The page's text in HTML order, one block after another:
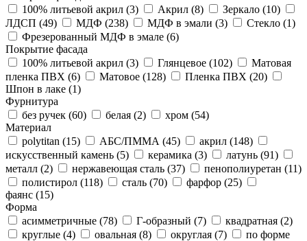
100% литьевой акрил (3) Акрил (8) Зеркало (10)
ЛДСП (49) МДФ (238) МДФ в эмали (3) Стекло (1)
Фрезерованный МДФ в эмале (6)
Покрытие фасада
100% литьевой акрил (3) Глянцевое (102)
Матовая
пленка ПВХ (6) Матовое (128) Пленка ПВХ (20)
Шпон в лаке (1)
Фурнитура
без ручек (60) белая (2) хром (54)
Материал
polytitan (15) АБС/ПММА (45) акрил (148)
искусственный камень (5) керамика (3) латунь (91)
металл (2) нержавеющая сталь (37) пенополиуретан (11)
полистирол (118) сталь (70) фарфор (25)
фаянс (15)
Форма
асимметричные (78) Г-образный (7) квадратная (2)
круглые (4) овальная (8) округлая (7)
по форме